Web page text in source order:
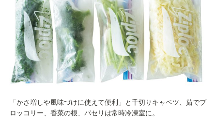
「かさ増しや風味づけに使えて便利」と千切りキャベツ、茹でブ
ロッコリー、香菜の根、パセリは常時冷凍室に。